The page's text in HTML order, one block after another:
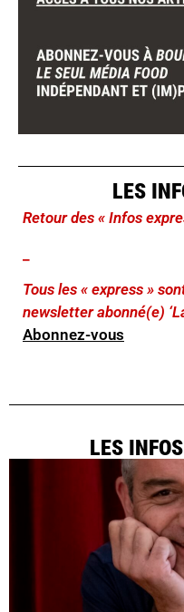
LES
Retour des « Infos
Tous les « express »
newsletter abonné(e)
Abonnez-vous
LES